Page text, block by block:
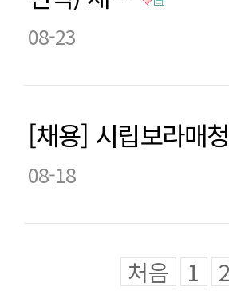
08-23
[채용] 시립보라매
08-18
처음 1 2